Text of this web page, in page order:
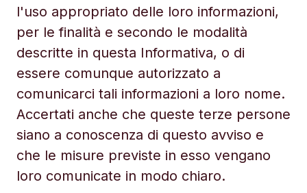
l'uso appropriato delle loro informazioni,
per le finalità e secondo le modalità
descritte in questa Informativa, o di
essere comunque autorizzato a
comunicarci tali informazioni a loro nome.
Accertati anche che queste terze persone
siano a conoscenza di questo avviso e
che le misure previste in esso vengano
loro comunicate in modo chiaro.